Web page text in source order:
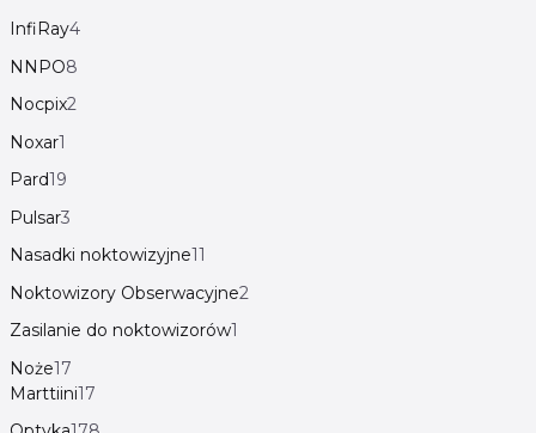
InfiRay4
NNPO8
Nocpix2
Noxar1
Pard19
Pulsar3
Nasadki noktowizyjne11
Noktowizory Obserwacyjne2
Zasilanie do noktowizorów1
Noże17
Marttiini17